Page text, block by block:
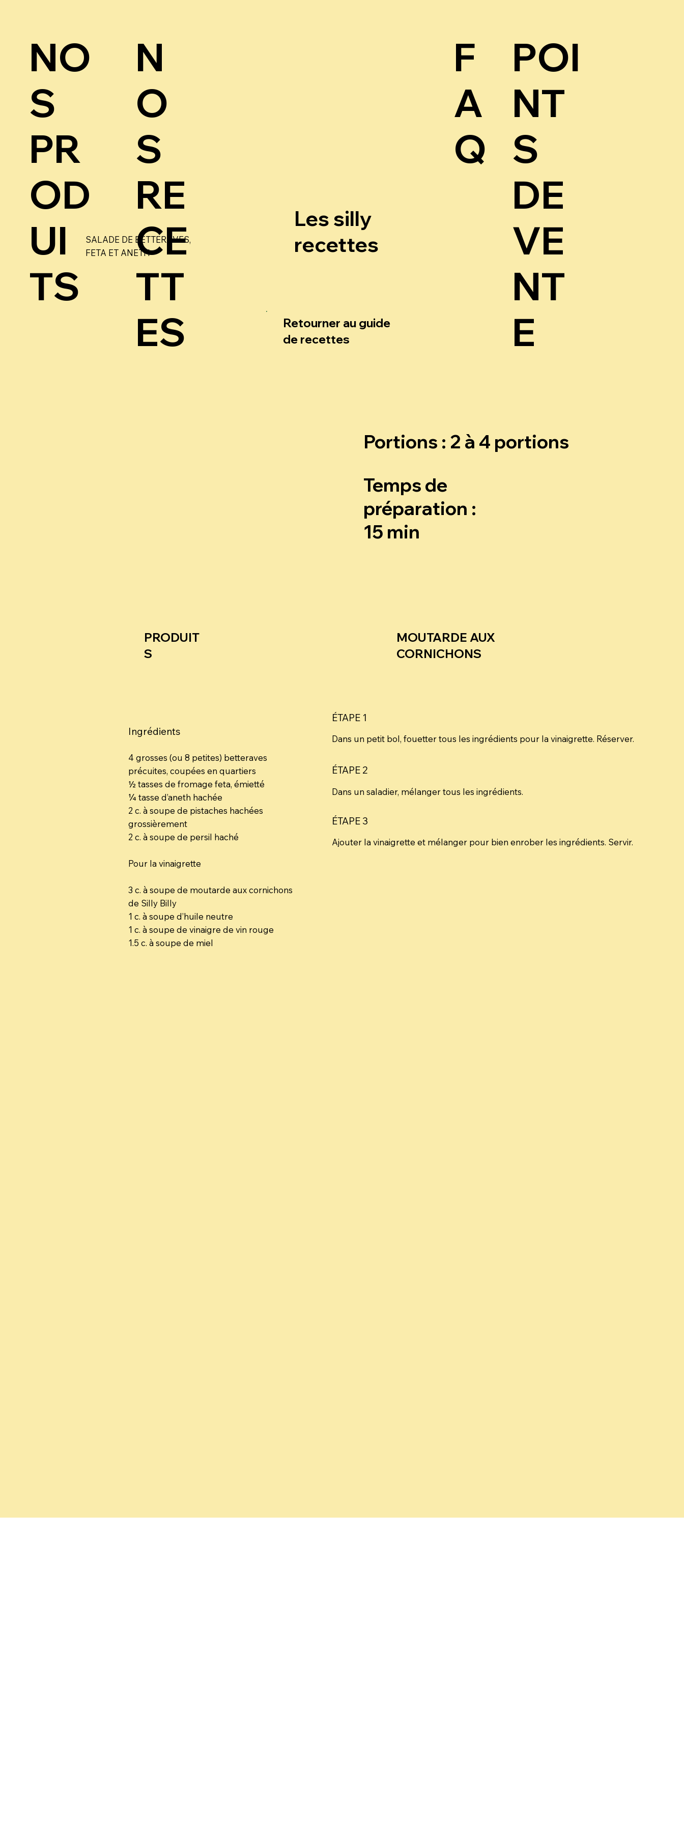
NO
S
PR
OD
UI
TS
N
O
S
RE
CE
TT
ES
F
A
Q
POI
NT
S
DE
VE
NT
E
Les silly
recettes
SALADE DE BETTERAVES,
FETA ET ANETH
Retourner au guide
de recettes
Portions : 2 à 4 portions
Temps de
préparation :
15 min
PRODUIT
S
MOUTARDE AUX
CORNICHONS
Ingrédients
4 grosses (ou 8 petites) betteraves
précuites, coupées en quartiers
½ tasses de fromage feta, émietté
¼ tasse d’aneth hachée
2 c. à soupe de pistaches hachées
grossièrement
2 c. à soupe de persil haché
Pour la vinaigrette
3 c. à soupe de moutarde aux cornichons
de Silly Billy
1 c. à soupe d’huile neutre
1 c. à soupe de vinaigre de vin rouge
1.5 c. à soupe de miel
ÉTAPE 1
Dans un petit bol, fouetter tous les ingrédients pour la vinaigrette. Réserver.
ÉTAPE 2
Dans un saladier, mélanger tous les ingrédients.
ÉTAPE 3
Ajouter la vinaigrette et mélanger pour bien enrober les ingrédients. Servir.